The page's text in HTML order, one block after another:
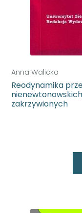
Anna Walicka
Reodynamika
zakrzywionych